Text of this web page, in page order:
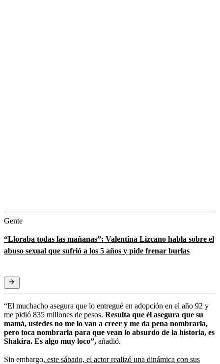
Gente
“Lloraba todas las mañanas”: Valentina Lizcano habla sobre el
abuso sexual que sufrió a los 5 años y pide frenar burlas
“El muchacho asegura que lo entregué en adopción en el año 92 y
me pidió 835 millones de pesos. Resulta que él asegura que su
mamá, ustedes no me lo van a creer y me da pena nombrarla,
pero toca nombrarla para que vean lo absurdo de la historia, es
Shakira. Es algo muy loco”, añadió.
Sin embargo, este sábado, el actor realizó una dinámica con sus